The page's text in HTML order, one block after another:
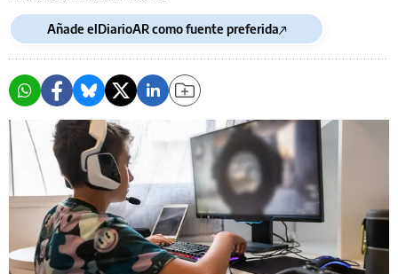
Añade elDiarioAR como fuente preferida